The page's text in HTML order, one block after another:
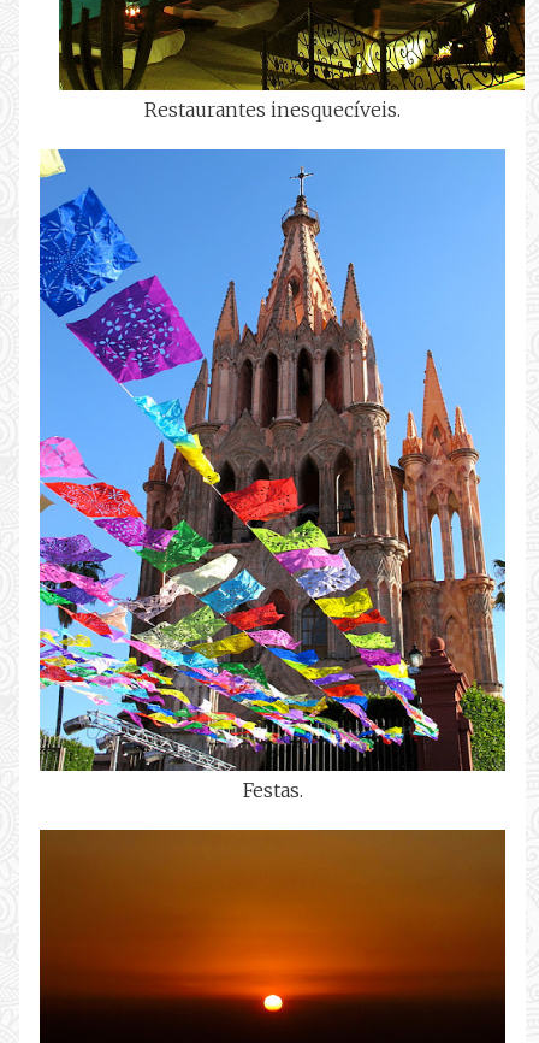
Restaurantes inesquecíveis.
Festas.